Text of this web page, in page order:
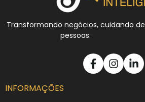
Transformando negócios, cuidando de
pessoas.
INFORMAÇÕES